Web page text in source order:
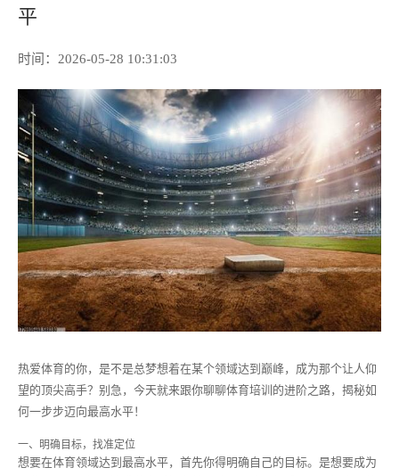
平
时间：2026-05-28 10:31:03
热爱体育的你，是不是总梦想着在某个领域达到巅峰，成为那个让人仰
望的顶尖高手？别急，今天就来跟你聊聊体育培训的进阶之路，揭秘如
何一步步迈向最高水平！
一、明确目标，找准定位
想要在体育领域达到最高水平，首先你得明确自己的目标。是想要成为